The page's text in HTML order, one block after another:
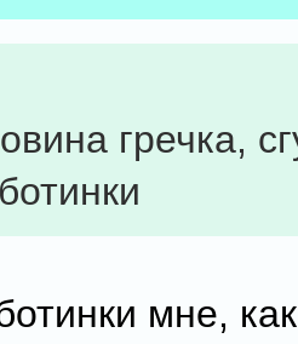
гречка,
мне,